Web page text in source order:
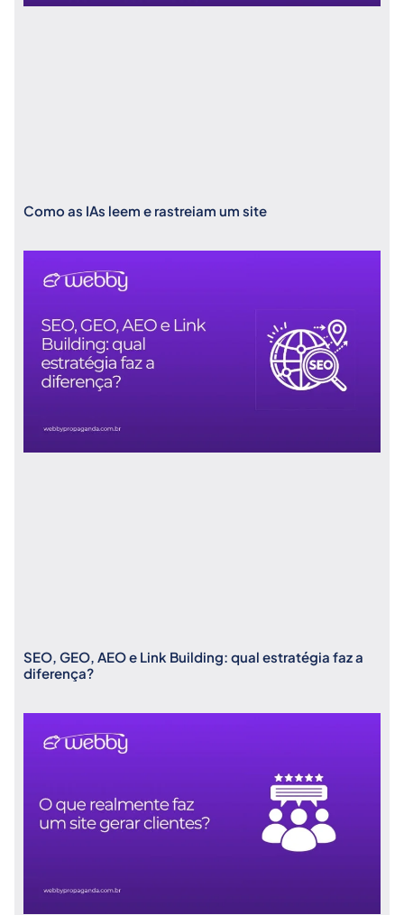
Como as IAs leem e rastreiam um site
SEO, GEO, AEO e Link Building: qual estratégia faz a
diferença?